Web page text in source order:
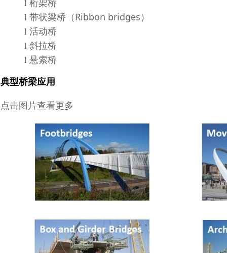
l 桁架桥
l 带状梁桥（Ribbon bridges）
l 活动桥
l 斜拉桥
l 悬索桥
典型桥梁应用
点击图片查看更多